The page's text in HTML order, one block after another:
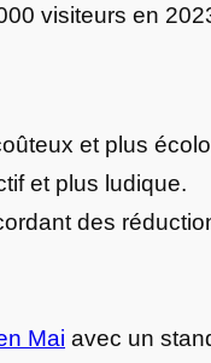
visiteurs en
et plus
et plus ludique.
des
Mai avec un